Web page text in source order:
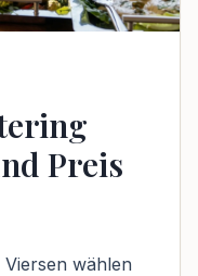
Preis
Viersen wählen